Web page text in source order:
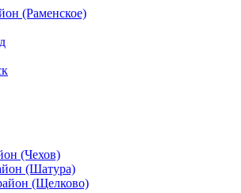
(Раменское)
(Чехов)
(Шатура)
(Щелково)